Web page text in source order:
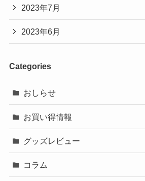
2023年7月
2023年6月
Categories
おしらせ
お買い得情報
グッズレビュー
コラム